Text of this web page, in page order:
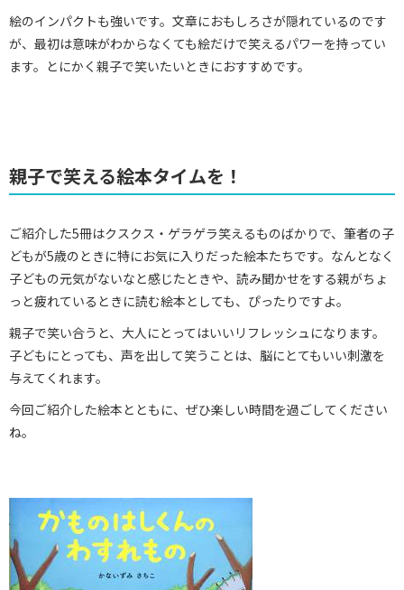
絵のインパクトも強いです。文章におもしろさが隠れているのです
が、最初は意味がわからなくても絵だけで笑えるパワーを持ってい
ます。とにかく親子で笑いたいときにおすすめです。
親子で笑える絵本タイムを！
ご紹介した5冊はクスクス・ゲラゲラ笑えるものばかりで、筆者の子
どもが5歳のときに特にお気に入りだった絵本たちです。なんとなく
子どもの元気がないなと感じたときや、読み聞かせをする親がちょ
っと疲れているときに読む絵本としても、ぴったりですよ。
親子で笑い合うと、大人にとってはいいリフレッシュになります。
子どもにとっても、声を出して笑うことは、脳にとてもいい刺激を
与えてくれます。
今回ご紹介した絵本とともに、ぜひ楽しい時間を過ごしてください
ね。